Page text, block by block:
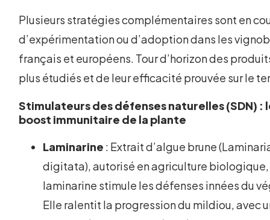
Plusieurs stratégies complémentaires sont en
d’expérimentation ou d’adoption dans les
français et européens. Tour d’horizon des
plus étudiés et de leur efficacité prouvée sur le
Stimulateurs des défenses naturelles (SDN) :
boost immunitaire de la plante
Laminarine : Extrait d’algue brune
digitata), autorisé en agriculture
laminarine stimule les défenses innées du
Elle ralentit la progression du mildiou, avec